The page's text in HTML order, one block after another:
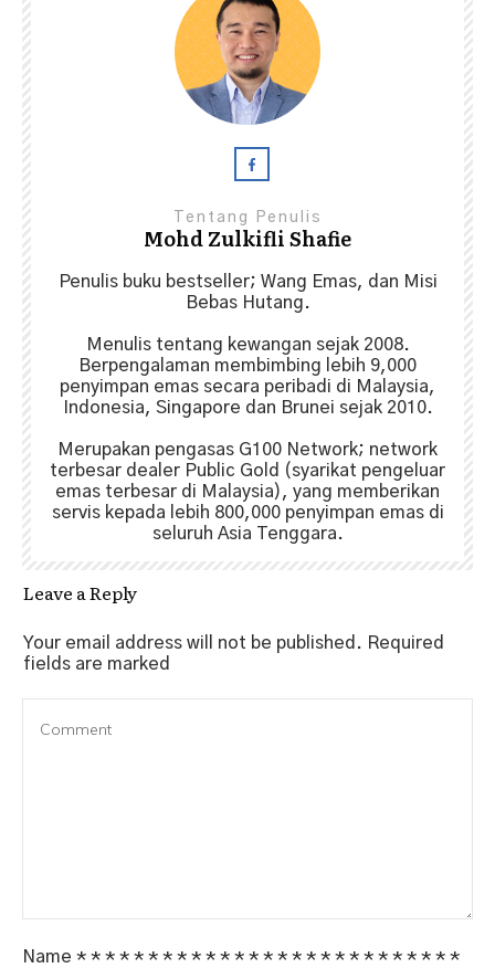
Tentang Penulis
Mohd Zulkifli Shafie
Penulis buku bestseller; Wang Emas, dan Misi
Bebas Hutang.
Menulis tentang kewangan sejak 2008.
Berpengalaman membimbing lebih 9,000
penyimpan emas secara peribadi di Malaysia,
Indonesia, Singapore dan Brunei sejak 2010.
Merupakan pengasas G100 Network; network
terbesar dealer Public Gold (syarikat pengeluar
emas terbesar di Malaysia), yang memberikan
servis kepada lebih 800,000 penyimpan emas di
seluruh Asia Tenggara.
Leave a Reply
Your email address will not be published. Required
fields are marked
Name * * * * * * * * * * * * * * * * * * * * * * * * * * *